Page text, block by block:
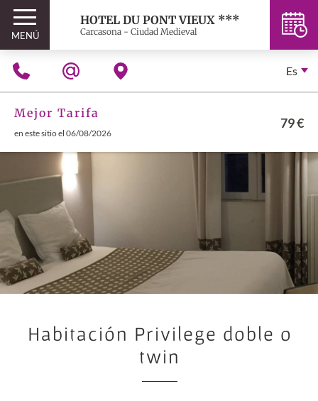
MENÚ
HOTEL DU PONT VIEUX ***
Carcasona - Ciudad Medieval
Es
Mejor Tarifa
en este sitio el 06/08/2026
79 €
Habitación Privilege doble o
twin